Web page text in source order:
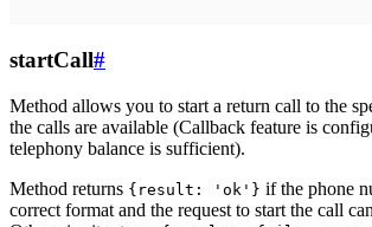
startCall#
Method allows you to start a return call to the
the calls are available (Callback feature is
telephony balance is sufficient).
Method returns {result: 'ok'} if the phone
correct format and the request to start the call